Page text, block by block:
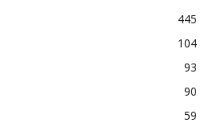
445
104
93
90
59